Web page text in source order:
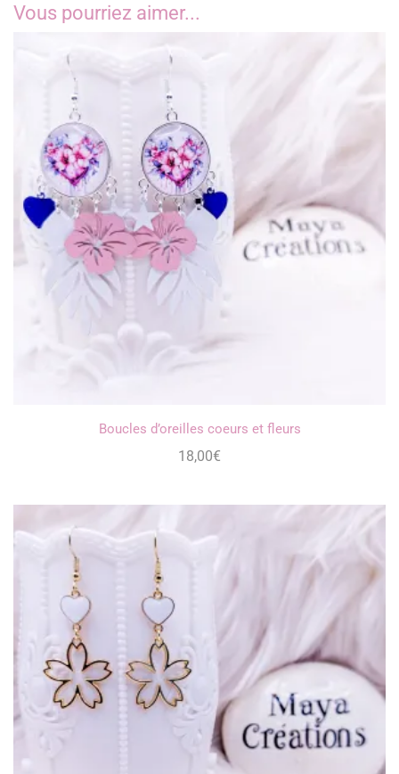
Vous pourriez aimer...
Boucles d’oreilles coeurs et fleurs
18,00€